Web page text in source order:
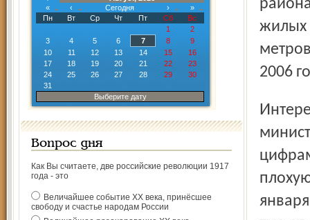
«
‹ Сегодня ›
»
Пн
Вт Ср Чт Пт Сб
Вс
1
2
3
4 5 6 7 8
9
10
11 12 13 14 15
16
17
18 19 20 21 22
23
24
25 26 27 28 29
30
31
Выберите дату
Вопрос дня
Как Вы считаете, две российские революции 1917
года - это
Величайшее событие ХХ века, принёсшее
свободу и счастье народам России
жилых
2006
Интересно, что во время июньского визита в Ярославль